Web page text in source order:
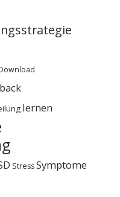
lernen
StressSymptome